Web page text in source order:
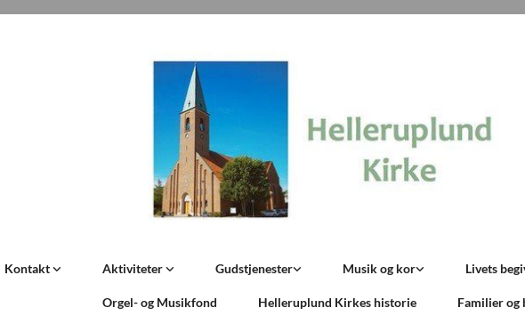
Kontakt Aktiviteter Gudstjenester Musik og kor Livets
Orgel- og Musikfond Helleruplund Kirkes historie Familier og